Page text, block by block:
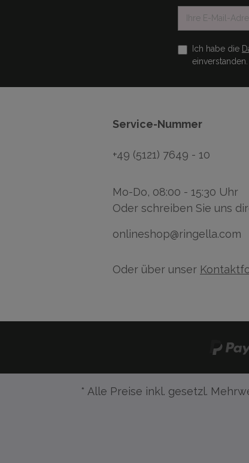
Ich habe die
einverstanden.
Service-Nummer
+49 (5121) 7649 - 10
Mo-Do, 08:00 - 15:30 Uhr
Oder schreiben Sie uns
onlineshop@ringella.com
Oder über unser
* Alle Preise inkl. gesetzl.